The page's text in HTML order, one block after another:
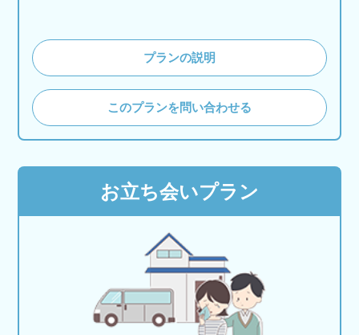
プランの説明
このプランを問い合わせる
お立ち会いプラン